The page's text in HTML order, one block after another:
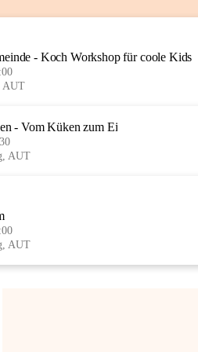
- Koch Workshop für coole Kids
AUT
- Vom Küken zum Ei
AUT
AUT